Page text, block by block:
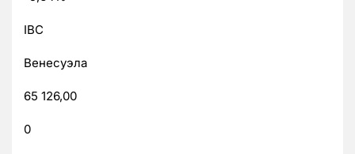
IBC
Венесуэла
65 126,00
0